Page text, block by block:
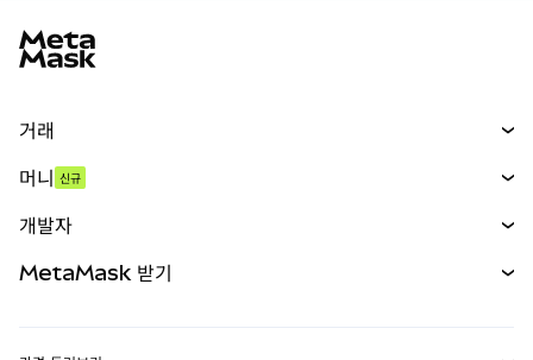
거래
무기한 선물
실물자산
머니 신규
개발자
MetaMask 받기